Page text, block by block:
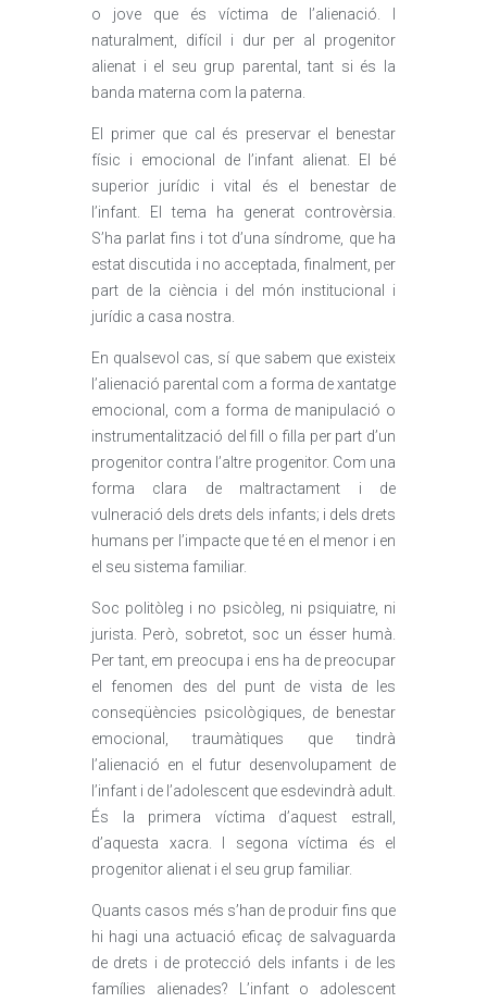
o jove que és víctima de l’alienació. I
naturalment, difícil i dur per al progenitor
alienat i el seu grup parental, tant si és la
banda materna com la paterna.
El primer que cal és preservar el benestar
físic i emocional de l’infant alienat. El bé
superior jurídic i vital és el benestar de
l’infant. El tema ha generat controvèrsia.
S’ha parlat fins i tot d’una síndrome, que ha
estat discutida i no acceptada, finalment, per
part de la ciència i del món institucional i
jurídic a casa nostra.
En qualsevol cas, sí que sabem que existeix
l’alienació parental com a forma de xantatge
emocional, com a forma de manipulació o
instrumentalització del fill o filla per part d’un
progenitor contra l’altre progenitor. Com una
forma clara de maltractament i de
vulneració dels drets dels infants; i dels drets
humans per l’impacte que té en el menor i en
el seu sistema familiar.
Soc politòleg i no psicòleg, ni psiquiatre, ni
jurista. Però, sobretot, soc un ésser humà.
Per tant, em preocupa i ens ha de preocupar
el fenomen des del punt de vista de les
conseqüències psicològiques, de benestar
emocional, traumàtiques que tindrà
l’alienació en el futur desenvolupament de
l’infant i de l’adolescent que esdevindrà adult.
És la primera víctima d’aquest estrall,
d’aquesta xacra. I segona víctima és el
progenitor alienat i el seu grup familiar.
Quants casos més s’han de produir fins que
hi hagi una actuació eficaç de salvaguarda
de drets i de protecció dels infants i de les
famílies alienades? L’infant o adolescent